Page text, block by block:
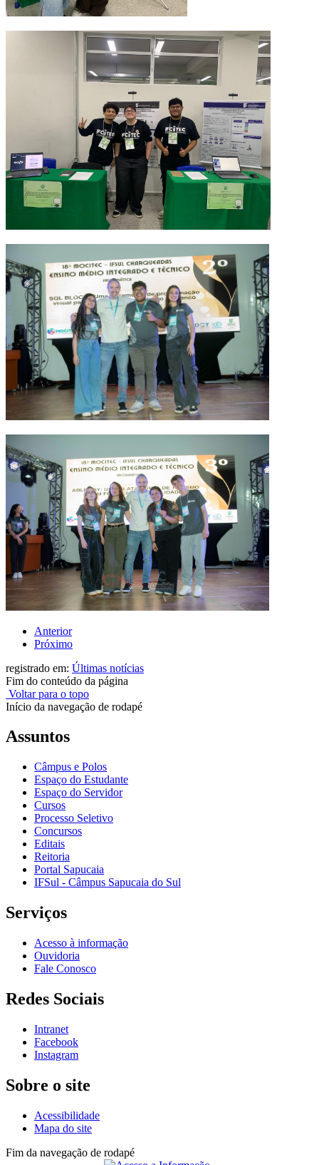
Anterior
Próximo
registrado em: Últimas notícias
Fim do conteúdo da página
Voltar para o topo
Início da navegação de rodapé
Assuntos
Câmpus e Polos
Espaço do Estudante
Espaço do Servidor
Cursos
Processo Seletivo
Concursos
Editais
Reitoria
Portal Sapucaia
IFSul - Câmpus Sapucaia do Sul
Serviços
Acesso à informação
Ouvidoria
Fale Conosco
Redes Sociais
Intranet
Facebook
Instagram
Sobre o site
Acessibilidade
Mapa do site
Fim da navegação de rodapé